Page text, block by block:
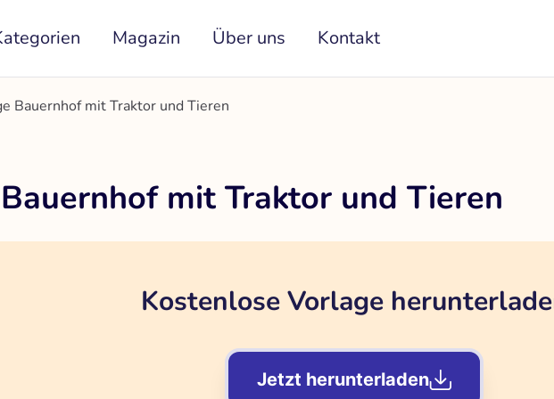
Magazin Über uns Kontakt
Bauernhof mit Traktor und Tieren
mit Traktor und Tieren
Kostenlose Vorlage
Jetzt herunterladen